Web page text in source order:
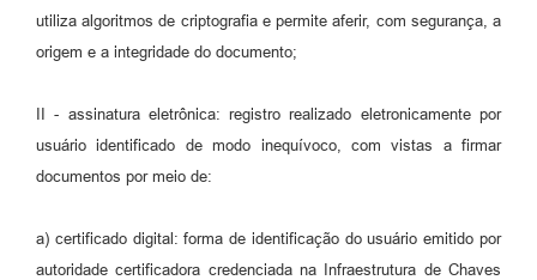
utiliza algoritmos de criptografia e permite aferir, com segurança, a
origem e a integridade do documento;
II - assinatura eletrônica: registro realizado eletronicamente por
usuário identificado de modo inequívoco, com vistas a firmar
documentos por meio de:
a) certificado digital: forma de identificação do usuário emitido por
autoridade certificadora credenciada na Infraestrutura de Chaves